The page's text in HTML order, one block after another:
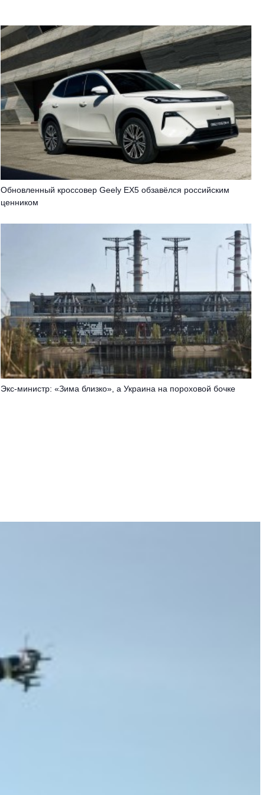
Обновленный кроссовер Geely EX5 обзавёлся российским
ценником
Экс-министр: «Зима близко», а Украина на пороховой бочке